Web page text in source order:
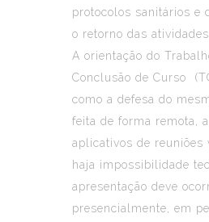
protocolos sanitários e
o retorno das
A orientação do
Conclusão de Curso
como a defesa do
feita de forma remota,
aplicativos de reuniões
haja impossibilidade
apresentação deve
presencialmente, em